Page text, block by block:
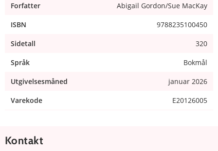
Forfatter Abigail Gordon/Sue MacKay
ISBN 9788235100450
Sidetall 320
Språk Bokmål
Utgivelsesmåned januar 2026
Varekode E20126005
Kontakt